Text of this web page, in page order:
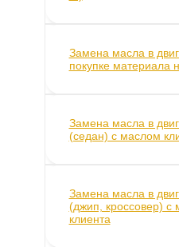
Замена масла в
покупке материала
Замена масла в
(седан) c маслом
Замена масла в
(джип, кроссовер) с
клиента